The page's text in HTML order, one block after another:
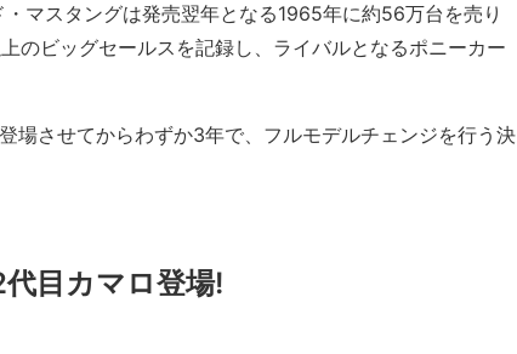
マスタングは発売翌年となる1965年に約56万台を売り
のビッグセールスを記録し、ライバルとなるポニーカー
場させてからわずか3年で、フルモデルチェンジを行う決
目カマロ登場!